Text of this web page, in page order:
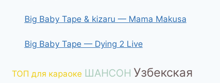
Big Baby Tape & kizaru — Mama Makusa
Big Baby Tape — Dying 2 Live
ТОП для караоке ШАНСОН Узбекская